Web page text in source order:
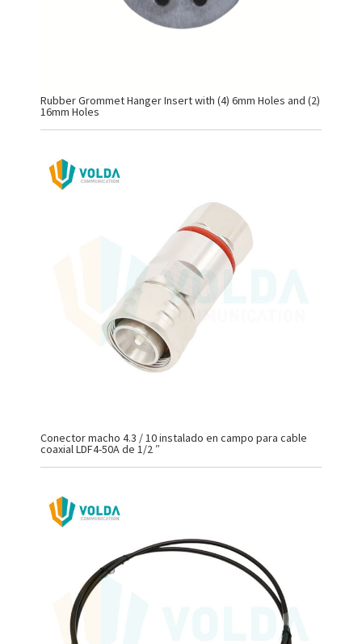
Rubber Grommet Hanger Insert with (4) 6mm Holes and (2)
16mm Holes
Conector macho 4.3 / 10 instalado en campo para cable
coaxial LDF4-50A de 1/2 ″